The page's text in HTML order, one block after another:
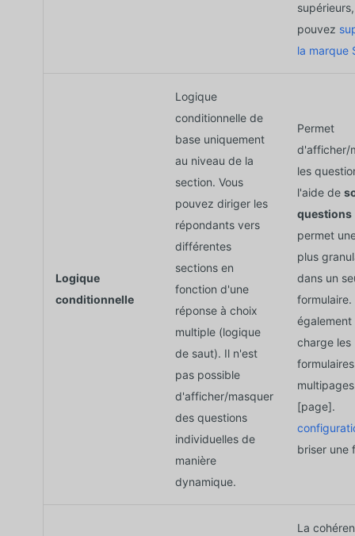
pouvez
la marque
Logique
conditionnelle
Logique
conditionnelle de
base uniquement
au niveau de la
section. Vous
pouvez diriger les
répondants vers
différentes
sections en
fonction d'une
réponse à choix
multiple (logique
de saut). Il n'est
pas possible
d'afficher/masquer
des questions
individuelles de
manière
dynamique.
Permet
d'afficher/
les
l'aide de
questions
permet
plus
dans un
formulaire.
également
charge les
formulaires
[page].
briser une
La